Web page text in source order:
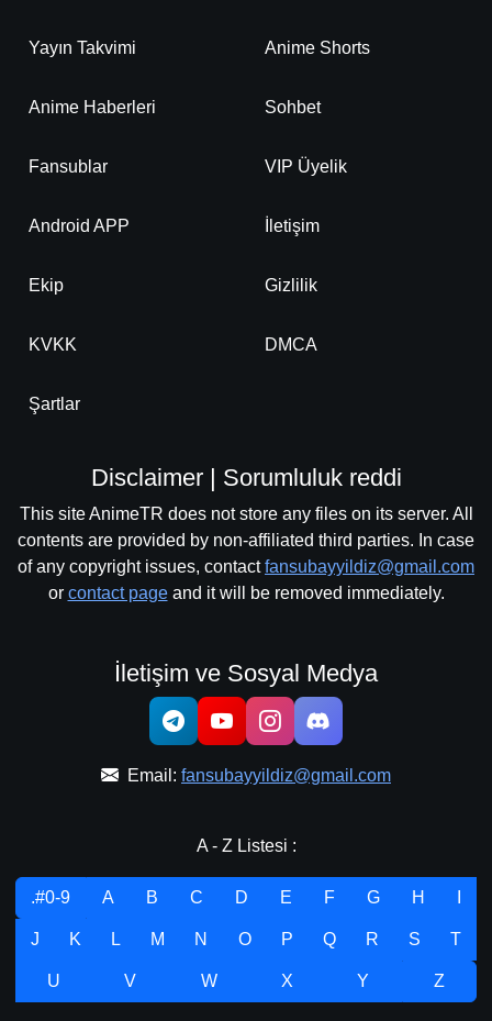
Yayın Takvimi Anime Shorts
Anime Haberleri Sohbet
Fansublar VIP Üyelik
Android APP İletişim
Ekip Gizlilik
KVKK DMCA
Şartlar
Disclaimer | Sorumluluk reddi
This site AnimeTR does not store any files on its server. All
contents are provided by non-affiliated third parties. In case
of any copyright issues, contactfansubayyildiz@gmail.com
or contact pageand it will be removed immediately.
İletişim ve Sosyal Medya
Email: fansubayyildiz@gmail.com
A - Z Listesi :
.#0-9 A B C D E F G H
J K L M N O P Q R S T
U V W X Y Z